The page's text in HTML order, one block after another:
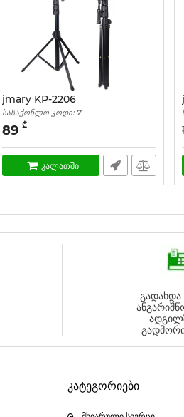
jmary KP-2206
სასაქონლო კოდი: 7
89 ₾
კალათში
კატეგორიები